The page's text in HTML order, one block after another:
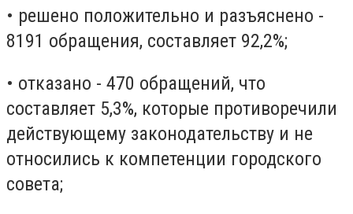
• решено положительно и разъяснено -
8191 обращения, составляет 92,2%;
• отказано - 470 обращений, что
составляет 5,3%, которые противоречили
действующему законодательству и не
относились к компетенции городского
совета;